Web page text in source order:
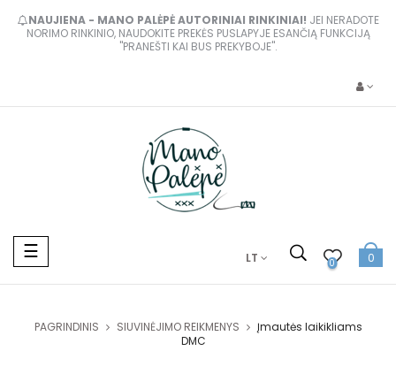
NAUJIENA - MANO PALĖPĖ AUTORINIAI RINKINIAI! JEI NERADOTE
NORIMO RINKINIO, NAUDOKITE PREKĖS PUSLAPYJE ESANČIĄ FUNKCIJĄ
"PRANEŠTI KAI BUS PREKYBOJE".
Toggle
navigation
☰ LT 0 0
PAGRINDINIS SIUVINĖJIMO REIKMENYS
Įmautės laikikliams
DMC